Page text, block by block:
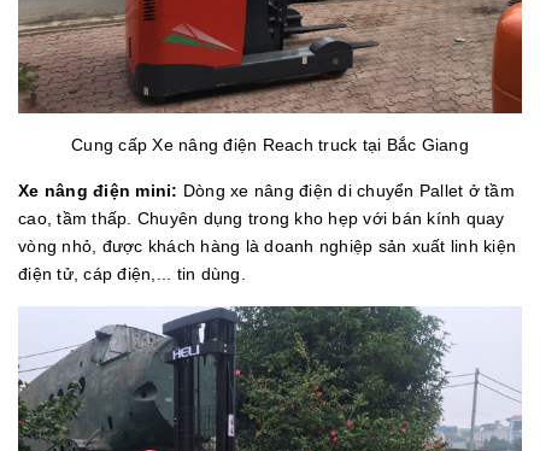
Cung cấp Xe nâng điện Reach truck tại Bắc Giang
Xe nâng điện mini: Dòng xe nâng điện di chuyển Pallet ở tầm
cao, tầm thấp. Chuyên dụng trong kho hẹp với bán kính quay
vòng nhỏ, được khách hàng là doanh nghiệp sản xuất linh kiện
điện tử, cáp điện,... tin dùng.